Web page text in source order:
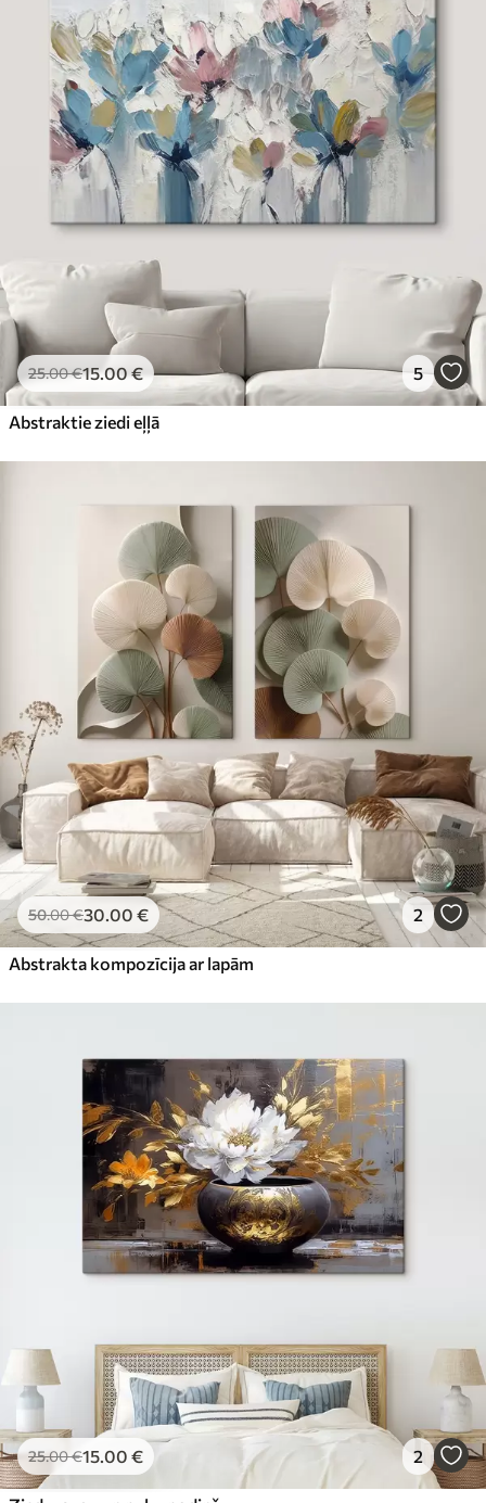
25.00€15.00€ 5
Abstraktie ziedi eļļā
50.00€30.00 € 2
Abstrakta kompozīcija ar lapām
25.00€15.00 € 2